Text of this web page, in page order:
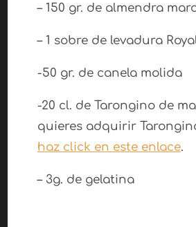
– 150 gr. de almendra
– 1 sobre de levadura
-50 gr. de canela molida
-20 cl. de Tarongino de
quieres adquirir
haz click en este enlace.
– 3g. de gelatina